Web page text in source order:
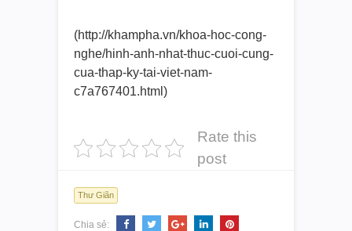
(http://khampha.vn/khoa-hoc-cong-
nghe/hinh-anh-nhat-thuc-cuoi-cung-
cua-thap-ky-tai-viet-nam-
c7a767401.html)
Rate this
post
Thư Giãn
Chia sẻ: